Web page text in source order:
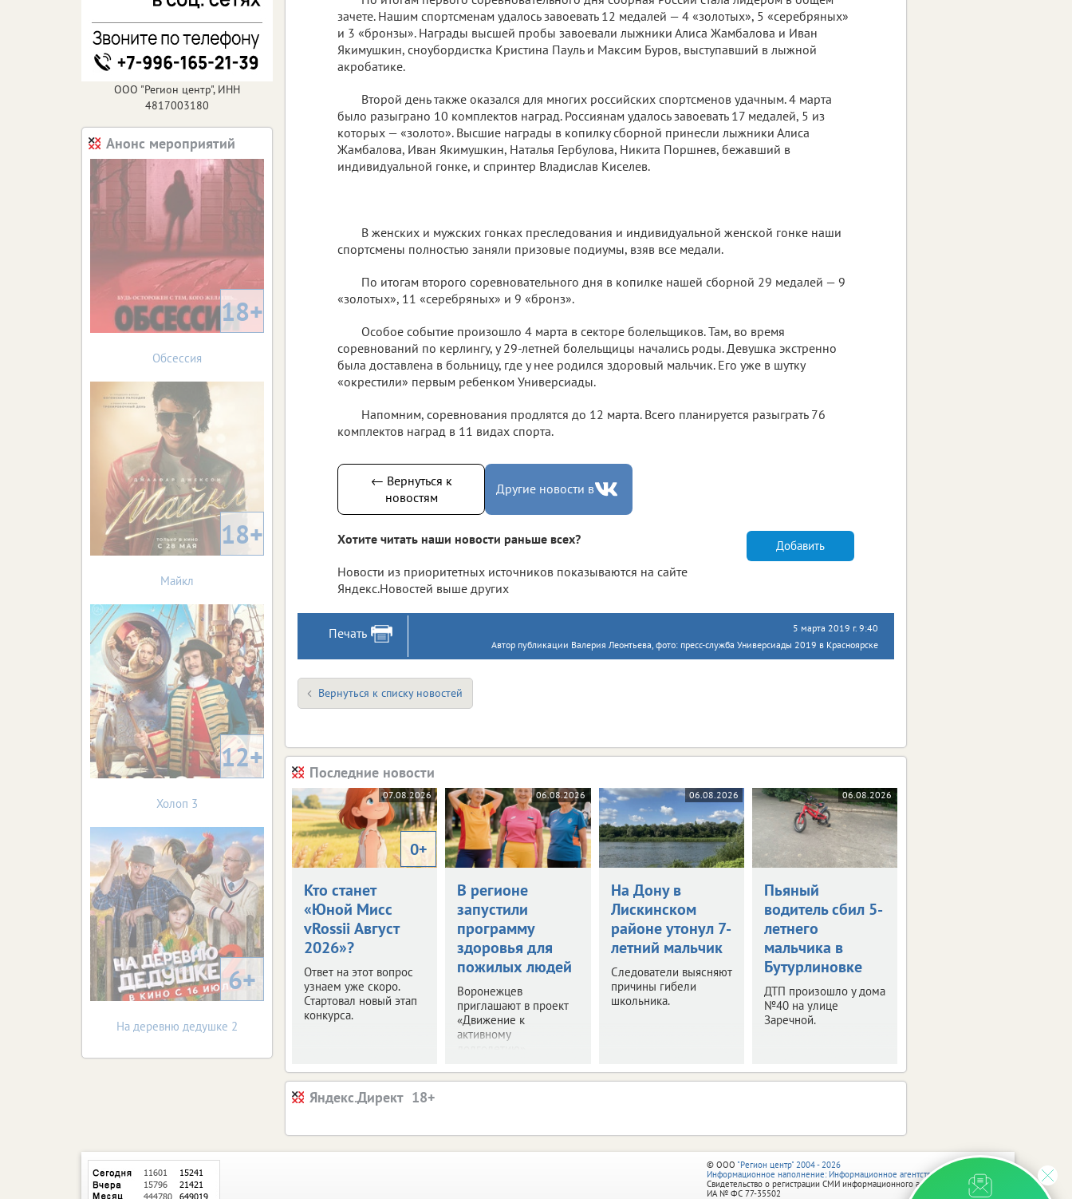
зачете. Нашим спортсменам удалось завоевать 12 медалей — 4 «золотых», 5 «серебряных»
и 3 «бронзы». Награды высшей пробы завоевали лыжники Алиса Жамбалова и Иван
Якимушкин, сноубордистка Кристина Пауль и Максим Буров, выступавший в лыжной
акробатике.
Второй день также оказался для многих российских спортсменов удачным. 4 марта
было разыграно 10 комплектов наград. Россиянам удалось завоевать 17 медалей, 5 из
которых — «золото». Высшие награды в копилку сборной принесли лыжники Алиса
Жамбалова, Иван Якимушкин, Наталья Гербулова, Никита Поршнев, бежавший в
индивидуальной гонке, и спринтер Владислав Киселев.
В женских и мужских гонках преследования и индивидуальной женской гонке наши
спортсмены полностью заняли призовые подиумы, взяв все медали.
По итогам второго соревновательного дня в копилке нашей сборной 29 медалей — 9
«золотых», 11 «серебряных» и 9 «бронз».
Особое событие произошло 4 марта в секторе болельщиков. Там, во время
соревнований по керлингу, у 29-летней болельщицы начались роды. Девушка экстренно
была доставлена в больницу, где у нее родился здоровый мальчик. Его уже в шутку
«окрестили» первым ребенком Универсиады.
Напомним, соревнования продлятся до 12 марта. Всего планируется разыграть 76
комплектов наград в 11 видах спорта.
← Вернуться к
новостям
Другие новости в
Хотите читать наши новости раньше всех?
Новости из приоритетных источников показываются на сайте
Яндекс.Новостей выше других
Добавить
Печать
5 марта 2019 г. 9:40
Автор публикации Валерия Леонтьева, фото: пресс-служба Универсиады 2019 в Красноярске
Вернуться к списку новостей
Последние новости
07.08.2026
0+
Кто станет
«Юной Мисс
vRossii Август
2026»?
Ответ на этот вопрос
узнаем уже скоро.
Стартовал новый этап
конкурса.
06.08.2026
В регионе
запустили
программу
здоровья для
пожилых людей
Воронежцев
приглашают в проект
«Движение к
активному
06.08.2026
На Дону в
Лискинском
районе утонул 7-
летний мальчик
Следователи выясняют
причины гибели
школьника.
06.08.2026
Пьяный
водитель сбил 5-
летнего
мальчика в
Бутурлиновке
ДТП произошло у дома
№40 на улице
Заречной.
Яндекс.Директ
ООО "Регион центр", ИНН
4817003180
Анонс мероприятий
18+
Обсессия
18+
Майкл
12+
Холоп 3
6+
На деревню дедушке 2
© ООО "Регион центр" 2004 - 2026
Информационное наполнение: Информационное агентство vRossii.ru
Свидетельство о регистрации СМИ информационного агентства vRossii.ru
ИА № ФС 77‑35502